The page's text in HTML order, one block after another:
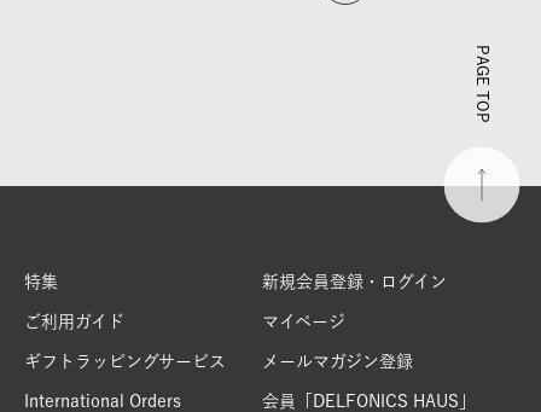
PAGE TOP
特集
ご利用ガイド
ギフトラッピングサービス
International Orders
新規会員登録・ログイン
マイページ
メールマガジン登録
会員「DELFONICS HAUS」